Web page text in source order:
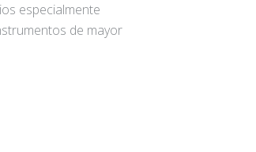
especialmente
de mayor